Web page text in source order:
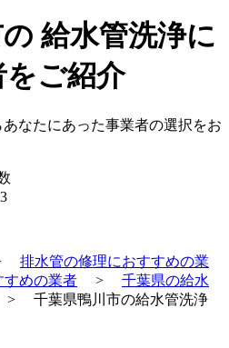
の 給水管洗浄に
ご紹介
なたにあった事業者の選択をお
排水管の修理におすすめの業
すめの業者 > 千葉県の給水
千葉県鴨川市の給水管洗浄